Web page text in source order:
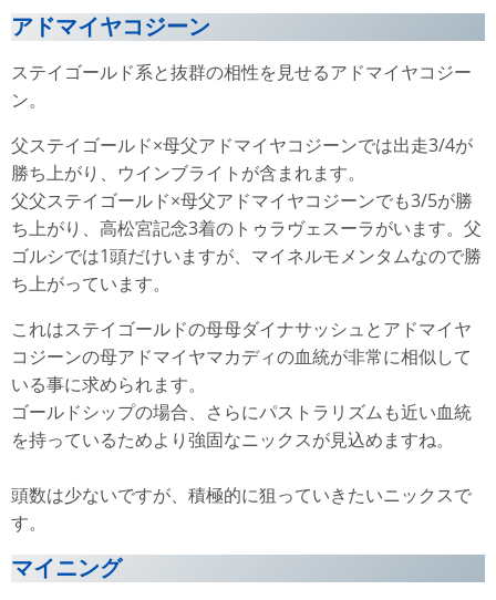
アドマイヤコジーン
ステイゴールド系と抜群の相性を見せるアドマイヤコジー
ン。
父ステイゴールド×母父アドマイヤコジーンでは出走3/4が
勝ち上がり、ウインブライトが含まれます。
父父ステイゴールド×母父アドマイヤコジーンでも3/5が勝
ち上がり、高松宮記念3着のトゥラヴェスーラがいます。父
ゴルシでは1頭だけいますが、マイネルモメンタムなので勝
ち上がっています。
これはステイゴールドの母母ダイナサッシュとアドマイヤ
コジーンの母アドマイヤマカディの血統が非常に相似して
いる事に求められます。
ゴールドシップの場合、さらにパストラリズムも近い血統
を持っているためより強固なニックスが見込めますね。
頭数は少ないですが、積極的に狙っていきたいニックスで
す。
マイニング